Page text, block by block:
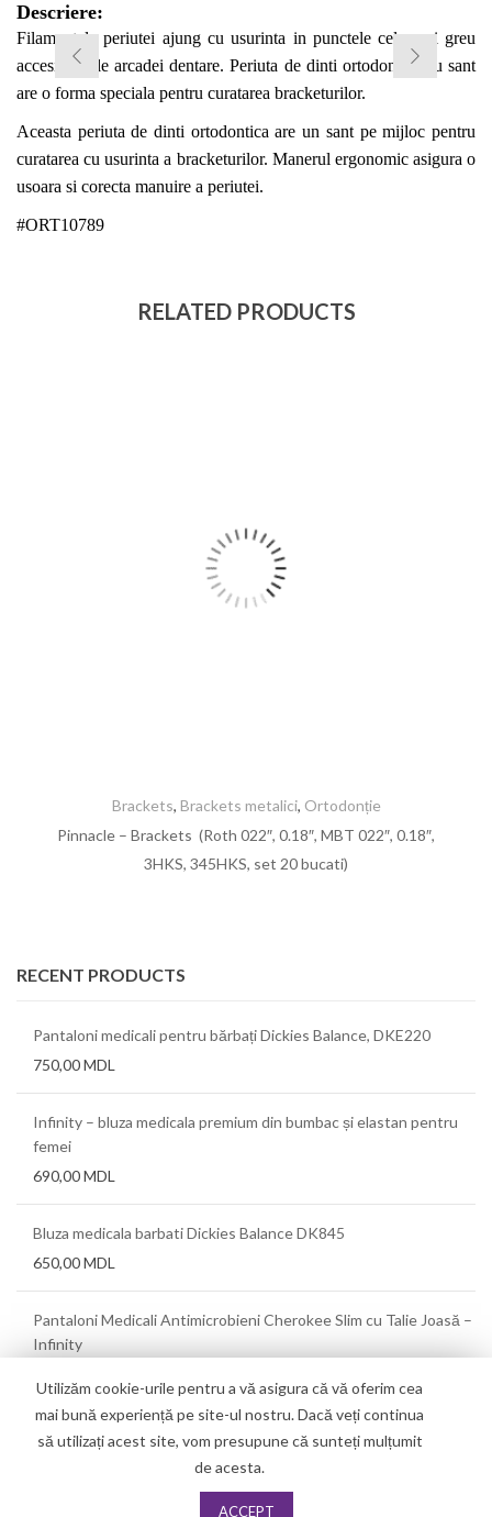
Descriere:
Filamentele periutei ajung cu usurinta in punctele cele mai greu
accesibile ale arcadei dentare. Periuta de dinti ortodontica cu sant
are o forma speciala pentru curatarea bracketurilor.
Aceasta periuta de dinti ortodontica are un sant pe mijloc pentru
curatarea cu usurinta a bracketurilor. Manerul ergonomic asigura o
usoara si corecta manuire a periutei.
#ORT10789
RELATED PRODUCTS
Brackets, Brackets metalici, Ortodonție
Pinnacle – Brackets (Roth 022″, 0.18″, MBT 022″, 0.18″,
3HKS, 345HKS, set 20 bucati)
RECENT PRODUCTS
Pantaloni medicali pentru bărbați Dickies Balance, DKE220
750,00MDL
Infinity – bluza medicala premium din bumbac și elastan pentru
femei
690,00MDL
Bluza medicala barbati Dickies Balance DK845
650,00MDL
Pantaloni Medicali Antimicrobieni Cherokee Slim cu Talie Joasă –
Infinity
Utilizăm cookie-urile pentru a vă asigura că vă oferim cea
mai bună experiență pe site-ul nostru. Dacă veți continua
să utilizați acest site, vom presupune că sunteți mulțumit
de acesta.
ACCEPT